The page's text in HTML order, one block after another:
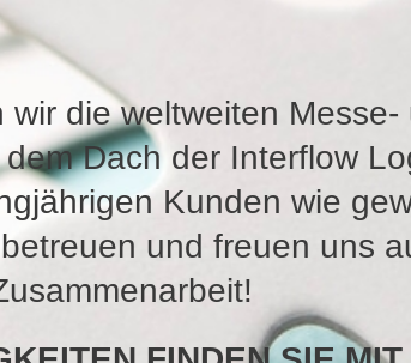
die weltweiten Messe-
Dach der Interflow
Kunden wie
und freuen uns